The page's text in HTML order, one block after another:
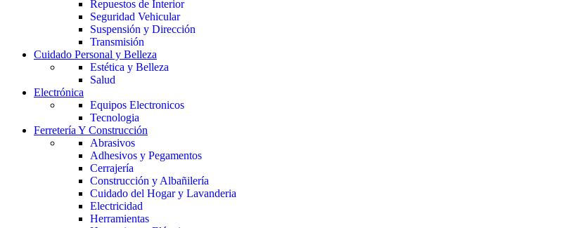
Repuestos de Interior
Seguridad Vehicular
Suspensión y Dirección
Transmisión
Cuidado Personal y Belleza
Estética y Belleza
Salud
Electrónica
Equipos Electronicos
Tecnologia
Ferretería Y Construcción
Abrasivos
Adhesivos y Pegamentos
Cerrajería
Construcción y Albañilería
Cuidado del Hogar y Lavanderia
Electricidad
Herramientas